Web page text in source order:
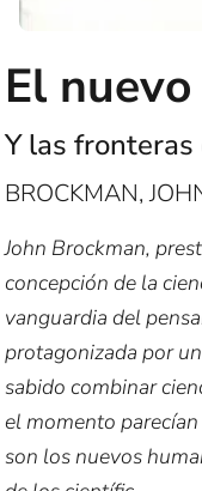
El
Y las fronteras
BROCKMAN,
John Brockman,
concepción de la
vanguardia del
protagonizada por
sabido combinar
el momento
son los nuevos